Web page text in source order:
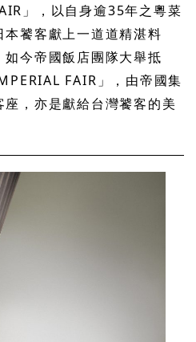
」，以自身逾35年之粵菜
饕客獻上一道道精湛料
今帝國飯店團隊大舉抵
FAIR 」，由帝國集
，亦是獻給台灣饕客的美